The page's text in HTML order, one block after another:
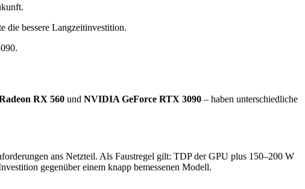
die bessere Langzeitinvestition.
RX 560 und NVIDIA GeForce RTX 3090 – haben unterschiedliche
ans Netzteil. Als Faustregel gilt: TDP der GPU plus 150–200 W
gegenüber einem knapp bemessenen Modell.